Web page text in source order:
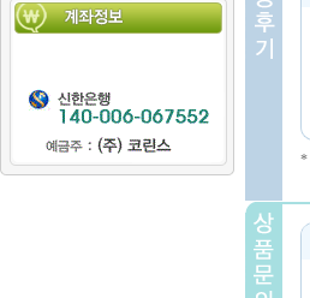
*